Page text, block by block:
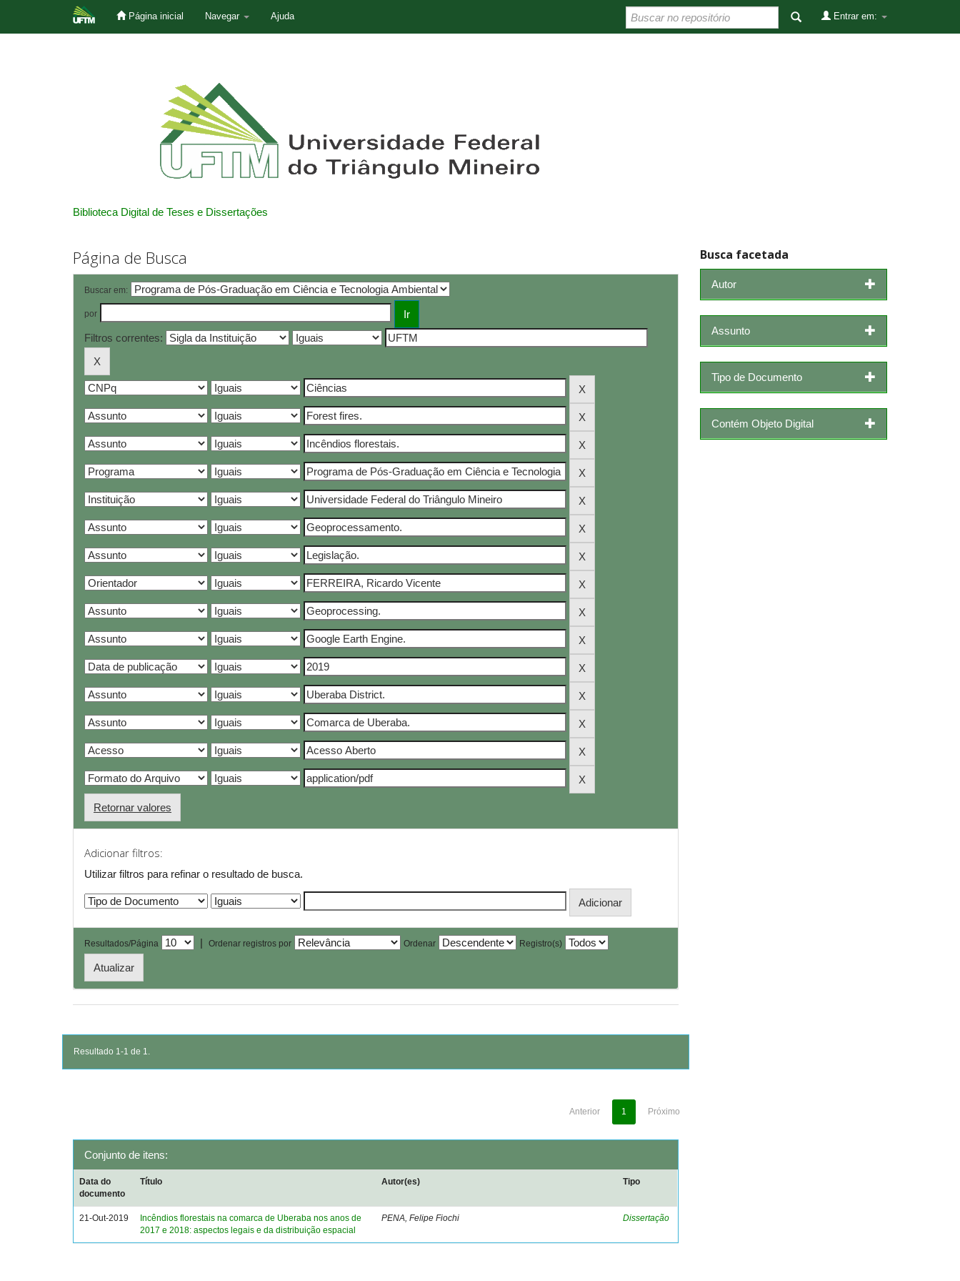
Página inicial Navegar Ajuda Entrar em:
Biblioteca Digital de Teses e Dissertações
Página de Busca
Buscar em:
por
Filtros correntes:
Retornar valores
Adicionar filtros:
Utilizar filtros para refinar o resultado de busca.
Resultados/Página | Ordenar registros por Ordenar Registro(s)
Resultado 1-1 de 1.
Anterior 1 Próximo
Conjunto de itens:
Data do
documento
Título Autor(es) Tipo
21-Out-2019
Incêndios florestais na comarca de Uberaba nos anos de
2017 e 2018: aspectos legais e da distribuição espacial
PENA, Felipe Fiochi Dissertação
Busca facetada
Autor
Assunto
Tipo de Documento
Contém Objeto Digital